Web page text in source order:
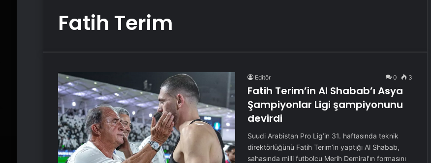
Fatih Terim
Editör 0 3
Fatih Terim’in Al Shabab’ı Asya
Şampiyonlar Ligi şampiyonunu
devirdi
Suudi Arabistan Pro Lig’in 31. haftasında teknik
direktörlüğünü Fatih Terim’in yaptığı Al Shabab,
sahasında milli futbolcu Merih Demiral’ın formasını